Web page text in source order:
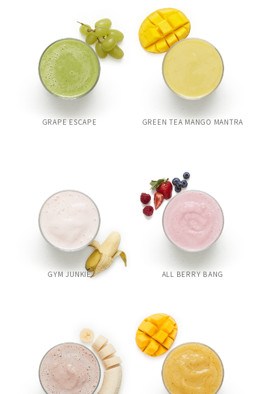
GRAPE ESCAPE GREEN TEA MANGO MANTRA
GYM JUNKIE ALL BERRY BANG